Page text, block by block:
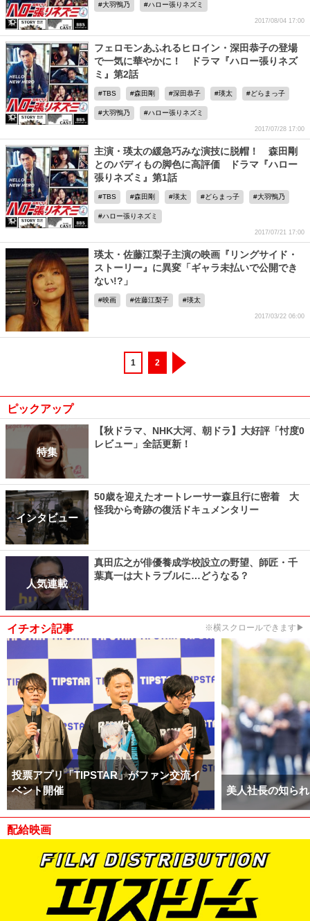
大羽鴨乃 ハロー張りネズミ
2017/08/04 17:00
フェロモンあふれるヒロイン・深田恭子の登場
で一気に華やかに！ ドラマ『ハロー張りネズ
ミ』第2話
TBS 森田剛 深田恭子 瑛太 どらまっ子
大羽鴨乃 ハロー張りネズミ
2017/07/28 17:00
主演・瑛太の緩急巧みな演技に脱帽！ 森田剛
とのバディもの脚色に高評価 ドラマ『ハロー
張りネズミ』第1話
TBS 森田剛 瑛太 どらまっ子 大羽鴨乃
ハロー張りネズミ
2017/07/21 17:00
瑛太・佐藤江梨子主演の映画『リングサイド・
ストーリー』に異変「ギャラ未払いで公開でき
ない!?」
映画 佐藤江梨子 瑛太
2017/03/22 06:00
1 2
ピックアップ
特集
【秋ドラマ、NHK大河、朝ドラ】大好評「忖度0
レビュー」全話更新！
インタビュー
50歳を迎えたオートレーサー森且行に密着 大
怪我から奇跡の復活ドキュメンタリー
人気連載
真田広之が俳優養成学校設立の野望、師匠・千
葉真一は大トラブルに…どうなる？
イチオシ記事 ※横スクロールできます▶
投票アプリ「TIPSTAR」がファン交流イ
ベント開催
美人社長の知ら
配給映画